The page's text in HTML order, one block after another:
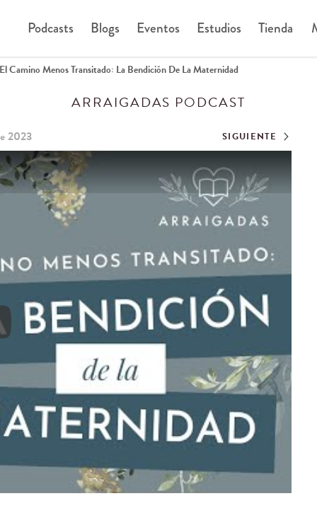
Podcasts Blogs Eventos Estudios Tienda
El Camino Menos Transitado: La Bendición De La Maternidad
ARRAIGADAS PODCAST
2023 SIGUIENTE
menos transitado: la bendición de la maternidad